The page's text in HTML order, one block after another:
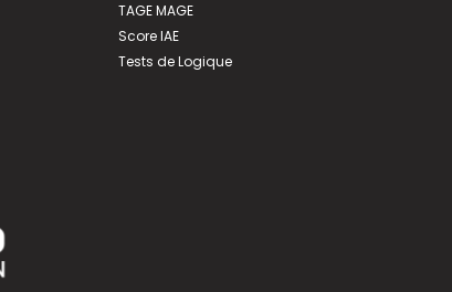
TAGE MAGE
Score IAE
Tests de Logique